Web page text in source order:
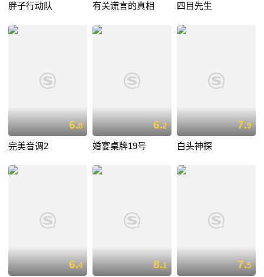
胖子行动队 有关谎言的真相 四目先生
6.8
完美音调2
6.2
婚宴桌牌19号
7.9
白头神探
6.4 8.1 7.5